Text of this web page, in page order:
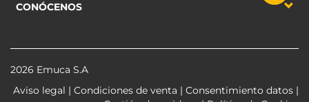
CONÓCENOS
2026 Emuca S.A
Aviso legal | Condiciones de venta | Consentimiento datos |